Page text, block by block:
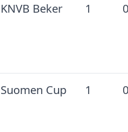
KNVB Beker 1
Suomen Cup 1